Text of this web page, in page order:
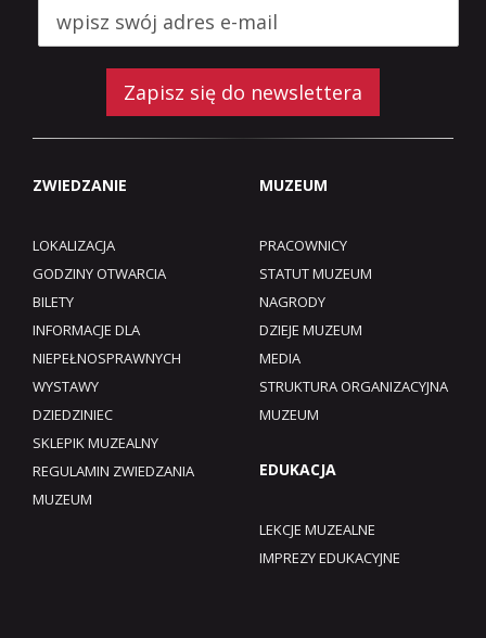
Zapisz się do newslettera
ZWIEDZANIE
LOKALIZACJA
GODZINY OTWARCIA
BILETY
INFORMACJE DLA
NIEPEŁNOSPRAWNYCH
WYSTAWY
DZIEDZINIEC
SKLEPIK MUZEALNY
REGULAMIN ZWIEDZANIA
MUZEUM​
MUZEUM
PRACOWNICY
STATUT MUZEUM
NAGRODY
DZIEJE MUZEUM
MEDIA
STRUKTURA ORGANIZACYJNA
MUZEUM
EDUKACJA
LEKCJE MUZEALNE
IMPREZY EDUKACYJNE